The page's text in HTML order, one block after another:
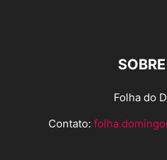
Folha do
Contato: